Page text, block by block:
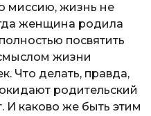
миссию, жизнь не
женщина родила
посвятить
жизни
Что делать, правда,
родительский
И каково же быть этим